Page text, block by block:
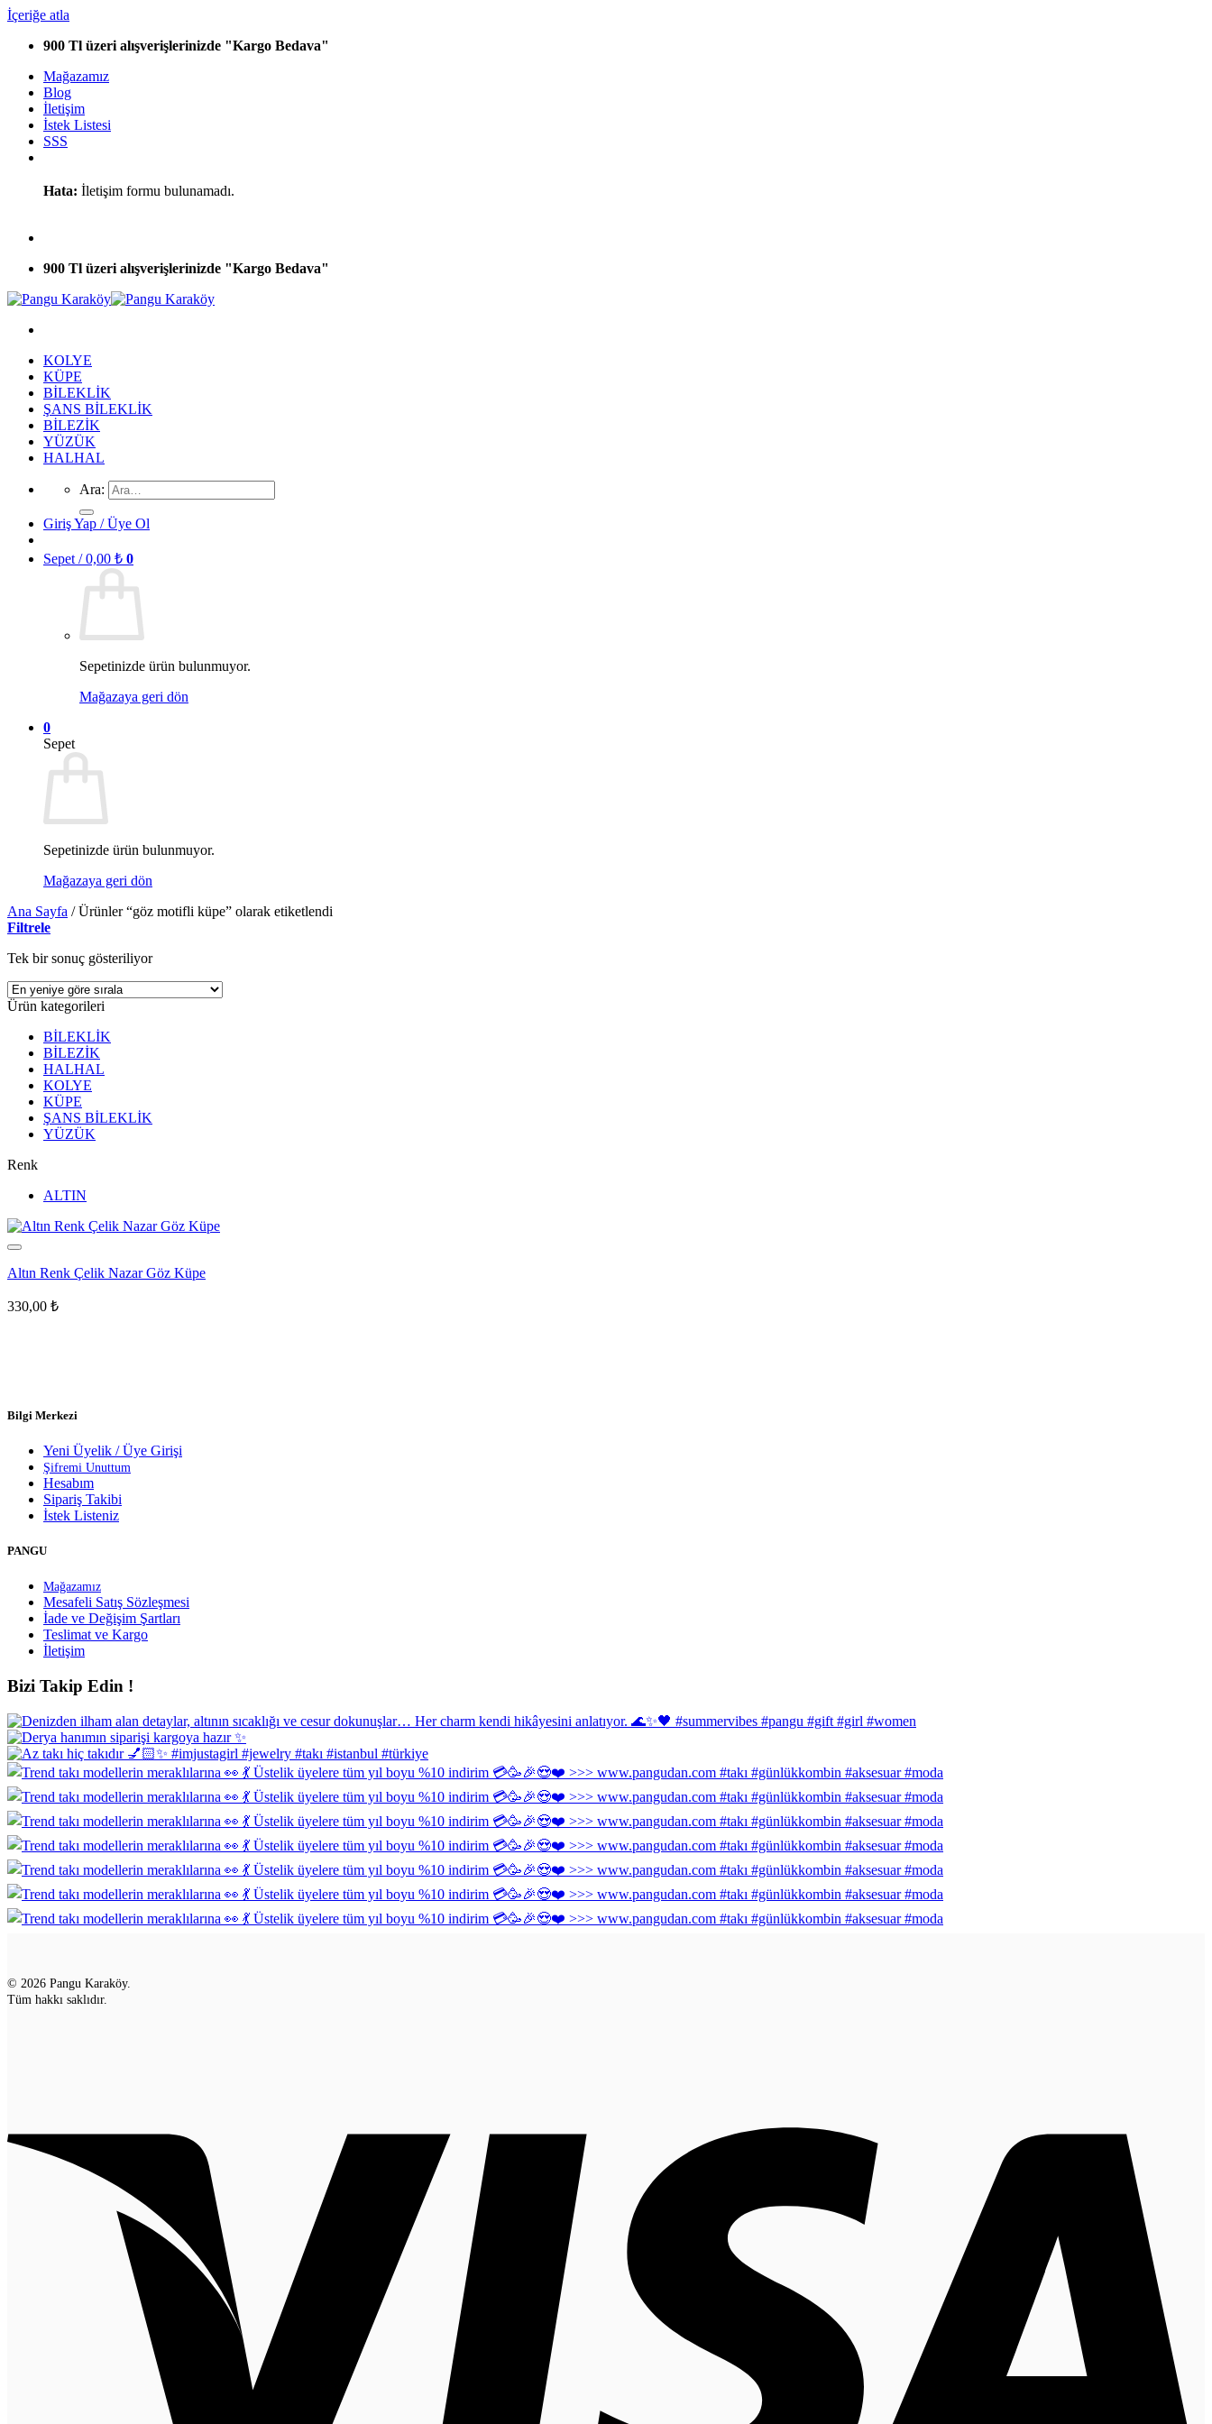
İçeriğe atla
900 Tl üzeri alışverişlerinizde "Kargo Bedava"
Mağazamız
Blog
İletişim
İstek Listesi
SSS
Hata: İletişim formu bulunamadı.
900 Tl üzeri alışverişlerinizde "Kargo Bedava"
KOLYE
KÜPE
BİLEKLİK
ŞANS BİLEKLİK
BİLEZİK
YÜZÜK
HALHAL
Ara:
Giriş Yap / Üye Ol
Sepet /0,00 ₺ 0
Sepetinizde ürün bulunmuyor.
Mağazaya geri dön
0
Sepet
Sepetinizde ürün bulunmuyor.
Mağazaya geri dön
Ana Sayfa /Ürünler “göz motifli küpe” olarak etiketlendi
Filtrele
Tek bir sonuç gösteriliyor
Ürün kategorileri
BİLEKLİK
BİLEZİK
HALHAL
KOLYE
KÜPE
ŞANS BİLEKLİK
YÜZÜK
Renk
ALTIN
Altın Renk Çelik Nazar Göz Küpe
330,00 ₺
Bilgi Merkezi
Yeni Üyelik / Üye Girişi
Şifremi Unuttum
Hesabım
Sipariş Takibi
İstek Listeniz
PANGU
Mağazamız
Mesafeli Satış Sözleşmesi
İade ve Değişim Şartları
Teslimat ve Kargo
İletişim
Bizi Takip Edin !
© 2026 Pangu Karaköy.
Tüm hakkı saklıdır.